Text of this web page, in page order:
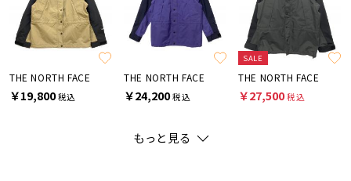
THE NORTH FACE
￥19,800税込
THE NORTH FACE
￥24,200税込
SALE
THE NORTH FACE
￥27,500税込
もっと見る